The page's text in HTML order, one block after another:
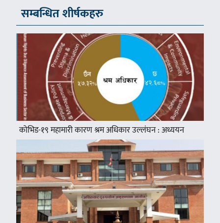
सम्बन्धित शीर्षकहरु
कोभिड-१९ महामारी कारण श्रम अधिकार उल्लंघन : अध्ययन